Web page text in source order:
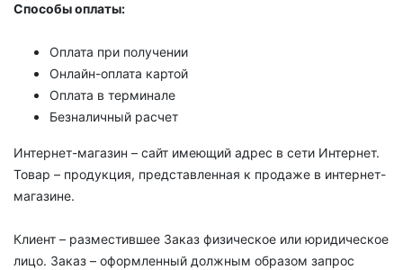
Способы оплаты:
Оплата при получении
Онлайн-оплата картой
Оплата в терминале
Безналичный расчет
Интернет-магазин – сайт имеющий адрес в сети Интернет.
Товар – продукция, представленная к продаже в интернет-
магазине.
Клиент – разместившее Заказ физическое или юридическое
лицо. Заказ – оформленный должным образом запрос